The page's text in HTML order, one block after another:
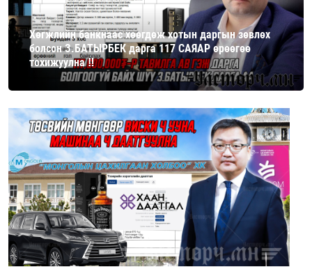
Хөгжлийн банкнаас хөөгдөж хотын даргын зөвлөх
болсон З.БАТЫРБЕК дарга 117 САЯАР өрөөгөө
тохижуулна ‼